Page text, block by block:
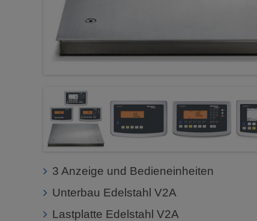
3 Anzeige und Bedieneinheiten
Unterbau Edelstahl V2A
Lastplatte Edelstahl V2A